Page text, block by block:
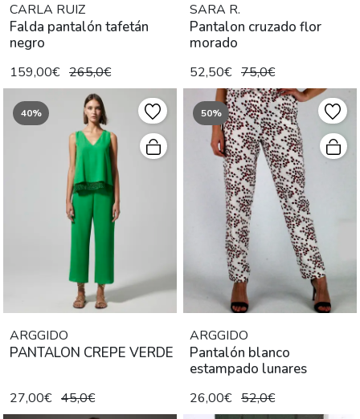
CARLA RUIZ
Falda pantalón tafetán
negro
159,00€ 265,0€
SARA R.
Pantalon cruzado flor
morado
52,50€ 75,0€
40%
ARGGIDO
PANTALON CREPE VERDE
27,00€ 45,0€
50%
ARGGIDO
Pantalón blanco
estampado lunares
26,00€ 52,0€